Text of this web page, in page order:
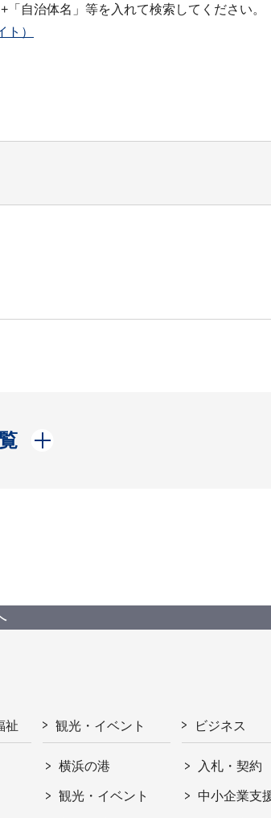
自治体名」等を入れて検索してください。
）
祉 観光・イベント
横浜の港
観光・イベント
ビジネス
入札・契約
中小企業支